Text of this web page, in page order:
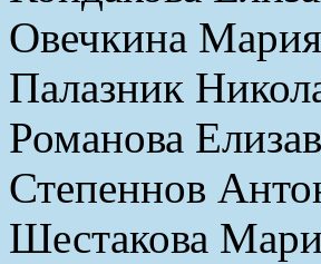
Овечкина
Палазник
Романова
Степеннов
Шестакова